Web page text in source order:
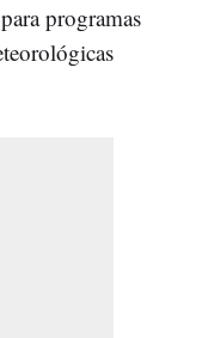
programas